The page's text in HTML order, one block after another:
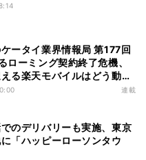
ータイ業界情報局 第177回
ローミング契約終了危機、
る楽天モバイルはどう動
連載
のデリバリーも実施、東京
「ハッピーローソンタウ